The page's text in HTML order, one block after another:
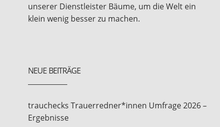
unserer Dienstleister Bäume, um die Welt ein
klein wenig besser zu machen.
NEUE BEITRÄGE
trauchecks Trauerredner*innen Umfrage 2026 –
Ergebnisse